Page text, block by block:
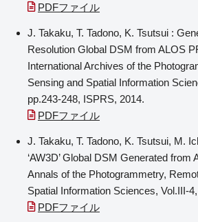
PDFファイル
J. Takaku, T. Tadono, K. Tsutsui :
Resolution Global DSM from ALOS
International Archives of the
Sensing and Spatial Information
pp.243-248, ISPRS, 2014.
PDFファイル
J. Takaku, T. Tadono, K. Tsutsui, M.
‘AW3D’ Global DSM Generated
Annals of the Photogrammetry,
Spatial Information Sciences, Vol.III-
PDFファイル